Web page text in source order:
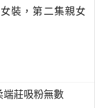
裝，第二集親女
端莊吸粉無數